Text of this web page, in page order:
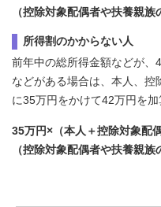
（控除対象配偶者や扶養親
所得割のかからない人
前年中の総所得金額などが、
などがある場合は、本人、
に35万円をかけて42万円を
35万円×（本人＋控除対象配
（控除対象配偶者や扶養親